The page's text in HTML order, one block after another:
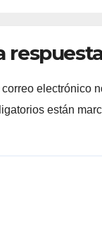
electrónico
están